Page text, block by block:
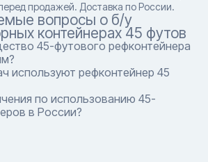
продажей. Доставка по России.
вопросы о б/у
контейнерах 45 футов
45-футового рефконтейнера
используют рефконтейнер 45
по использованию 45-
в России?